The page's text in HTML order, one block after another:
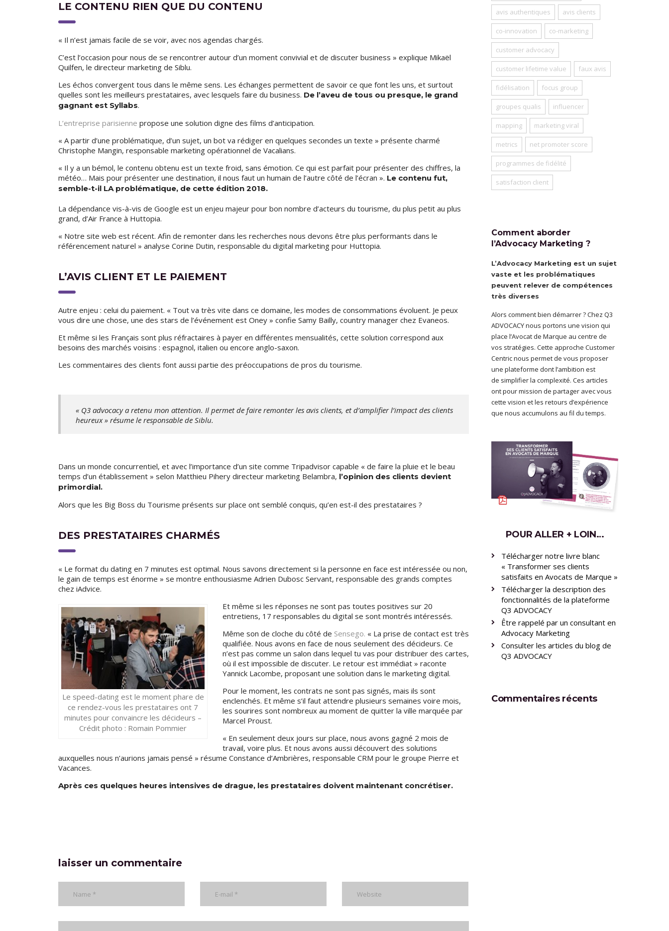
LE CONTENU RIEN QUE DU CONTENU
« Il n’est jamais facile de se voir, avec nos agendas chargés.
C’est l’occasion pour nous de se rencontrer autour d’un moment convivial et de discuter business » explique Mikaël
Quilfen, le directeur marketing de Siblu.
Les échos convergent tous dans le même sens. Les échanges permettent de savoir ce que font les uns, et surtout
quelles sont les meilleurs prestataires, avec lesquels faire du business. De l’aveu de tous ou presque, le grand
gagnant est Syllabs.
L’entreprise parisienne propose une solution digne des films d’anticipation.
« A partir d’une problématique, d’un sujet, un bot va rédiger en quelques secondes un texte » présente charmé
Christophe Mangin, responsable marketing opérationnel de Vacalians.
« Il y a un bémol, le contenu obtenu est un texte froid, sans émotion. Ce qui est parfait pour présenter des chiffres, la
météo… Mais pour présenter une destination, il nous faut un humain de l’autre côté de l’écran ». Le contenu fut,
semble-t-il LA problématique, de cette édition 2018.
La dépendance vis-à-vis de Google est un enjeu majeur pour bon nombre d’acteurs du tourisme, du plus petit au plus
grand, d’Air France à Huttopia.
« Notre site web est récent. Afin de remonter dans les recherches nous devons être plus performants dans le
référencement naturel » analyse Corine Dutin, responsable du digital marketing pour Huttopia.
L’AVIS CLIENT ET LE PAIEMENT
Autre enjeu : celui du paiement. « Tout va très vite dans ce domaine, les modes de consommations évoluent. Je peux
vous dire une chose, une des stars de l’événement est Oney » confie Samy Bailly, country manager chez Evaneos.
Et même si les Français sont plus réfractaires à payer en différentes mensualités, cette solution correspond aux
besoins des marchés voisins : espagnol, italien ou encore anglo-saxon.
Les commentaires des clients font aussi partie des préoccupations de pros du tourisme.
« Q3 advocacy a retenu mon attention. Il permet de faire remonter les avis clients, et d’amplifier l’impact des clients
heureux » résume le responsable de Siblu.
Dans un monde concurrentiel, et avec l’importance d’un site comme Tripadvisor capable « de faire la pluie et le beau
temps d’un établissement » selon Matthieu Pihery directeur marketing Belambra, l’opinion des clients devient
primordial.
Alors que les Big Boss du Tourisme présents sur place ont semblé conquis, qu’en est-il des prestataires ?
DES PRESTATAIRES CHARMÉS
« Le format du dating en 7 minutes est optimal. Nous savons directement si la personne en face est intéressée ou non,
le gain de temps est énorme » se montre enthousiasme Adrien Dubosc Servant, responsable des grands comptes
chez iAdvice.
Le speed-dating est le moment phare de
ce rendez-vous les prestataires ont 7
minutes pour convaincre les décideurs –
Crédit photo : Romain Pommier
Et même si les réponses ne sont pas toutes positives sur 20
entretiens, 17 responsables du digital se sont montrés intéressés.
Même son de cloche du côté de Sensego. « La prise de contact est très
qualifiée. Nous avons en face de nous seulement des décideurs. Ce
n’est pas comme un salon dans lequel tu vas pour distribuer des cartes,
où il est impossible de discuter. Le retour est immédiat » raconte
Yannick Lacombe, proposant une solution dans le marketing digital.
Pour le moment, les contrats ne sont pas signés, mais ils sont
enclenchés. Et même s’il faut attendre plusieurs semaines voire mois,
les sourires sont nombreux au moment de quitter la ville marquée par
Marcel Proust.
« En seulement deux jours sur place, nous avons gagné 2 mois de
travail, voire plus. Et nous avons aussi découvert des solutions
auxquelles nous n’aurions jamais pensé » résume Constance d’Ambrières, responsable CRM pour le groupe Pierre et
Vacances.
Après ces quelques heures intensives de drague, les prestataires doivent maintenant concrétiser.
laisser un commentaire
avis authentiques avis clients
co-innovation co-marketing
customer advocacy
customer lifetime value faux avis
fidélisation focus group
groupes qualis influencer
mapping marketing viral
metrics net promoter score
programmes de fidélité
satisfaction client
Comment aborder
l’Advocacy Marketing ?
L’Advocacy Marketing est un sujet
vaste et les problématiques
peuvent relever de compétences
très diverses
Alors comment bien démarrer ? Chez Q3
ADVOCACY nous portons une vision qui
place l’Avocat de Marque au centre de
vos stratégies. Cette approche Customer
Centric nous permet de vous proposer
une plateforme dont l’ambition est
de simplifier la complexité. Ces articles
ont pour mission de partager avec vous
cette vision et les retours d’expérience
que nous accumulons au fil du temps.
POUR ALLER + LOIN…
Télécharger notre livre blanc
« Transformer ses clients
satisfaits en Avocats de Marque »
Télécharger la description des
fonctionnalités de la plateforme
Q3 ADVOCACY
Être rappelé par un consultant en
Advocacy Marketing
Consulter les articles du blog de
Q3 ADVOCACY
Commentaires récents